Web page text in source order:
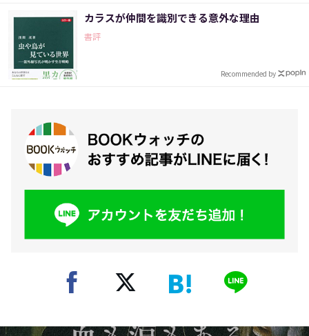
カラスが仲間を識別できる意外な理由
書評
Recommended by